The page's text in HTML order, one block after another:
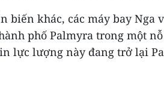
biến khác, các máy bay Nga
phố Palmyra trong một
lực lượng này đang trở lại